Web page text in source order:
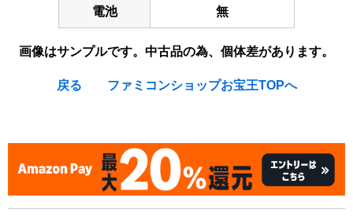
電池 無
画像はサンプルです。中古品の為、個体差があります。
戻る ファミコンショップお宝王TOPへ